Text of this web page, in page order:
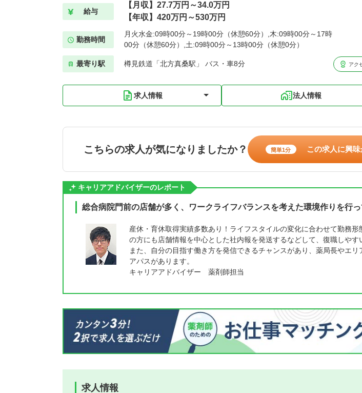
給与
【月収】27.7万円～34.0万円
【年収】420万円～530万円
勤務時間
月火水金:09時00分～19時00分（休憩60分）,木:09時00分～17時
00分（休憩60分）,土:09時00分～13時00分（休憩0分）
最寄り駅 樽見鉄道「北方真桑駅」 バス・車8分 アク
求人情報 法人情報
こちらの求人が気になりましたか？ 簡単1分 この求人に興
キャリアアドバイザーのレポート
総合病院門前の店舗が多く、ワークライフバランスを考えた環境作りを行っ
産休・育休取得実績多数あり！ライフスタイルの変化に合わせて勤務形
の方にも店舗情報を中心とした社内報を発送するなどして、復職しやす
また、自分の目指す働き方を発信できるチャンスがあり、薬局長やエリ
アパスがあります。
キャリアアドバイザー 薬剤師担当
求人情報